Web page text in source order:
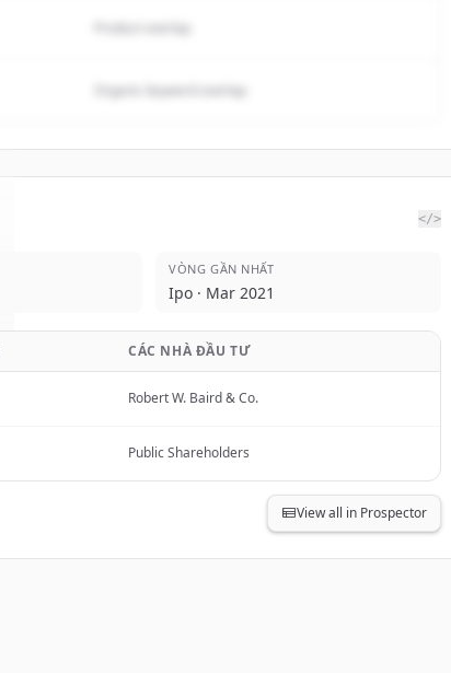
Organic keyword overlap
</>
VÒNG GẦN NHẤT
Ipo · Mar 2021
CÁC NHÀ ĐẦU TƯ
Robert W. Baird & Co.
Public Shareholders
View all in Prospector